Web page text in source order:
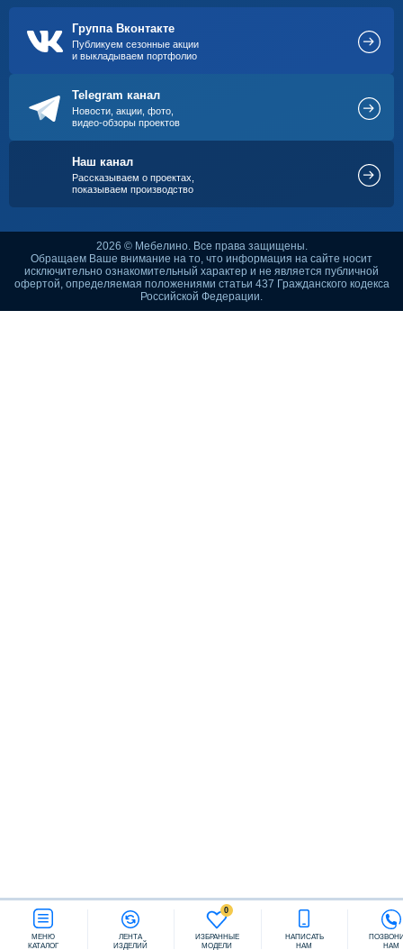
Заказать звонок
Группа Вконтакте
Публикуем сезонные акции
и выкладываем портфолио
Telegram канал
Новости, акции, фото,
видео-обзоры проектов
Наш канал
Рассказываем о проектах,
показываем производство
2026 © Мебелино. Все права защищены.
Обращаем Ваше внимание на то, что информация на сайте носит
исключительно ознакомительный характер и не является публичной
офертой, определяемая положениями статьи 437 Гражданского кодекса
Российской Федерации.
МЕНЮ
КАТАЛОГ
ЛЕНТА
ИЗДЕЛИЙ
0
ИЗБРАННЫЕ
МОДЕЛИ
НАПИСАТЬ
НАМ
НАМ